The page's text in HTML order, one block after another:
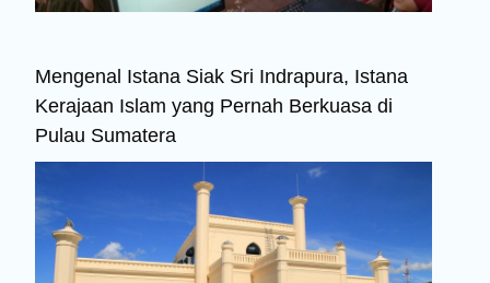
Mengenal Istana Siak Sri Indrapura, Istana
Kerajaan Islam yang Pernah Berkuasa di
Pulau Sumatera